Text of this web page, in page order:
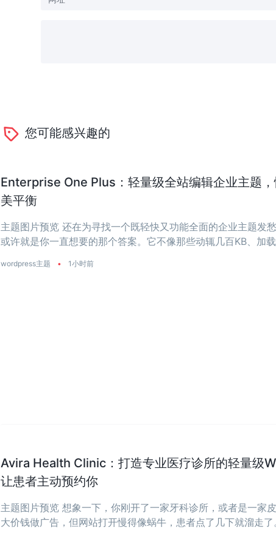
您可能感兴趣的
Enterprise One Plus：轻量级全站编辑企业主题
美平衡
主题图片预览 还在为寻找一个既轻快又功能全面的企业主题发
或许就是你一直想要的那个答案。它不像那些动辄几百KB、加
wordpress主题 • 1小时前
Avira Health Clinic：打造专业医疗诊所的轻量级
让患者主动预约你
主题图片预览 想象一下，你刚开了一家牙科诊所，或者是一家
大价钱做广告，但网站打开慢得像蜗牛，患者点了几下就溜走了